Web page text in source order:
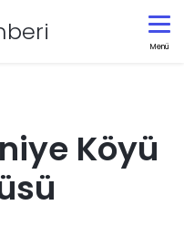
Menü
Köyü